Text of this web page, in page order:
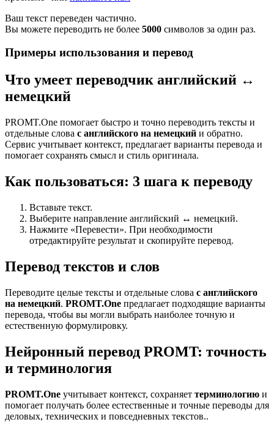
Ваш текст переведен частично.
Вы можете переводить не более 5000 символов за один раз.
Примеры использования и перевод
Что умеет переводчик английский ↔
немецкий
PROMT.One помогает быстро и точно переводить тексты и
отдельные слова с английского на немецкий и обратно.
Сервис учитывает контекст, предлагает варианты перевода и
помогает сохранять смысл и стиль оригинала.
Как пользоваться: 3 шага к переводу
Вставьте текст.
Выберите направление английский ↔ немецкий.
Нажмите «Перевести». При необходимости
отредактируйте результат и скопируйте перевод.
Перевод текстов и слов
Переводите целые тексты и отдельные слова с английского
на немецкий. PROMT.One предлагает подходящие варианты
перевода, чтобы вы могли выбрать наиболее точную и
естественную формулировку.
Нейронный перевод PROMT: точность
и терминология
PROMT.One учитывает контекст, сохраняет терминологию и
помогает получать более естественные и точные переводы для
деловых, технических и повседневных текстов..